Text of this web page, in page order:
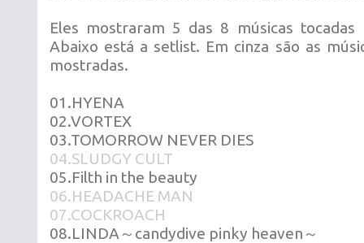
Eles mostraram 5 das 8 músicas
Abaixo está a setlist. Em cinza são as
mostradas.
01.HYENA
02.VORTEX
03.TOMORROW NEVER DIES
04.SLUDGY CULT
05.Filth in the beauty
06.HEADACHE MAN
07.COCKROACH
08.LINDA～candydive pinky heaven～